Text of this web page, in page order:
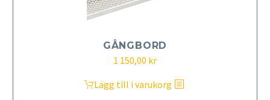
GÅNGBORD
1 150,00 kr
Lägg till i varukorg